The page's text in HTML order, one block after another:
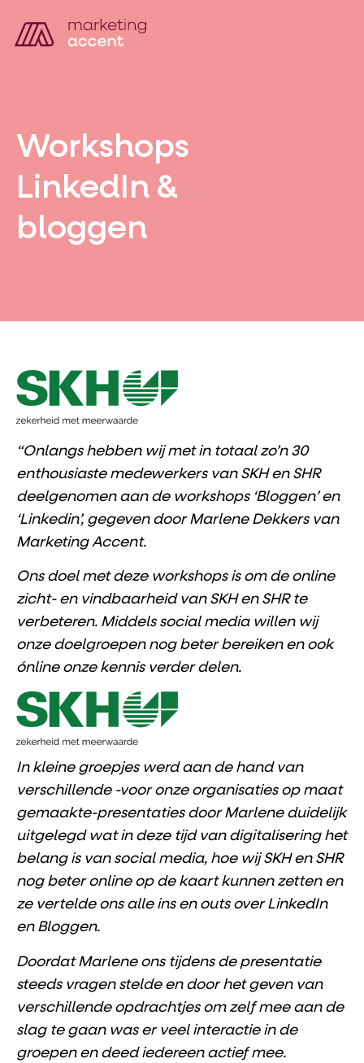
Workshops
LinkedIn &
bloggen
“Onlangs hebben wij met in totaal zo’n 30
enthousiaste medewerkers van SKH en SHR
deelgenomen aan de workshops ‘Bloggen’ en
‘Linkedin’, gegeven door Marlene Dekkers van
Marketing Accent.
Ons doel met deze workshops is om de online
zicht- en vindbaarheid van SKH en SHR te
verbeteren. Middels social media willen wij
onze doelgroepen nog beter bereiken en ook
ónline onze kennis verder delen.
In kleine groepjes werd aan de hand van
verschillende -voor onze organisaties op maat
gemaakte-presentaties door Marlene duidelijk
uitgelegd wat in deze tijd van digitalisering het
belang is van social media, hoe wij SKH en SHR
nog beter online op de kaart kunnen zetten en
ze vertelde ons alle ins en outs over LinkedIn
en Bloggen.
Doordat Marlene ons tijdens de presentatie
steeds vragen stelde en door het geven van
verschillende opdrachtjes om zelf mee aan de
slag te gaan was er veel interactie in de
groepen en deed iedereen actief mee.